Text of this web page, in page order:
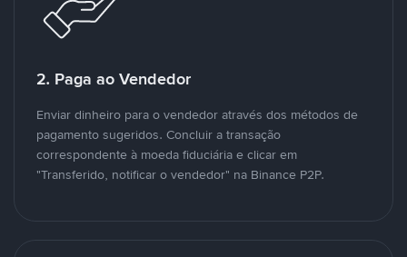
2. Paga ao Vendedor
Enviar dinheiro para o vendedor através dos métodos de
pagamento sugeridos. Concluir a transação
correspondente à moeda fiduciária e clicar em
"Transferido, notificar o vendedor" na Binance P2P.